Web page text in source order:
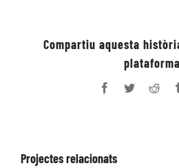
Compartiu aquesta
Facebook
Twitter
Projectes relacionats